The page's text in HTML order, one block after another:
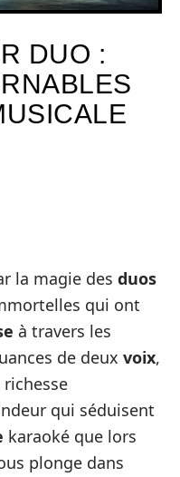
DUO :
la magie des duos
qui ont
à travers les
de deux voix,
qui séduisent
karaoké que lors
plonge dans